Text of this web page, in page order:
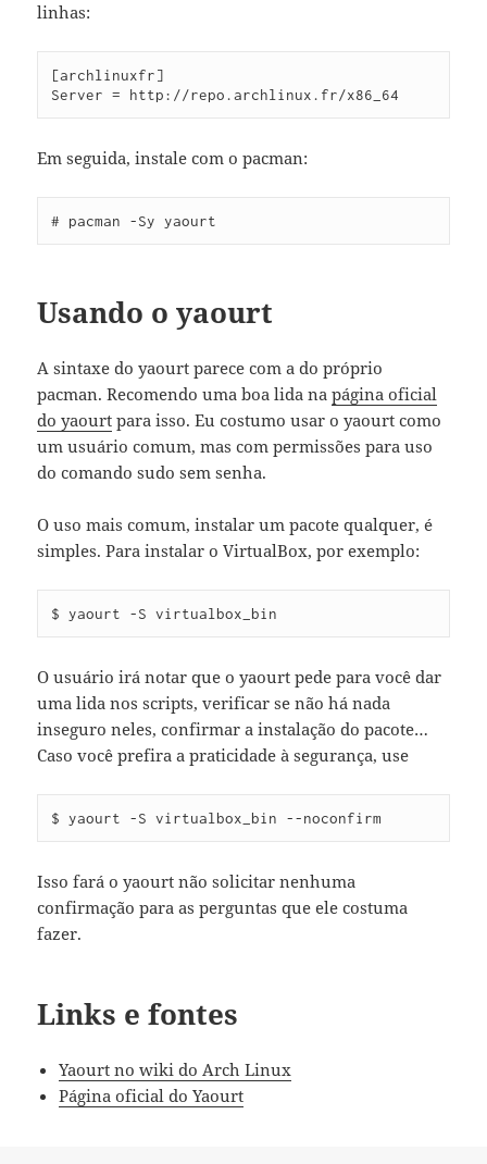
linhas:
[archlinuxfr]
Server = http://repo.archlinux.fr/x86_64
Em seguida, instale com o pacman:
# pacman -Sy yaourt
Usando o yaourt
A sintaxe do yaourt parece com a do próprio
pacman. Recomendo uma boa lida napágina oficial
do yaourt para isso. Eu costumo usar o yaourt como
um usuário comum, mas com permissões para uso
do comando sudo sem senha.
O uso mais comum, instalar um pacote qualquer, é
simples. Para instalar o VirtualBox, por exemplo:
$ yaourt -S virtualbox_bin
O usuário irá notar que o yaourt pede para você dar
uma lida nos scripts, verificar se não há nada
inseguro neles, confirmar a instalação do pacote…
Caso você prefira a praticidade à segurança, use
$ yaourt -S virtualbox_bin --noconfirm
Isso fará o yaourt não solicitar nenhuma
confirmação para as perguntas que ele costuma
fazer.
Links e fontes
Yaourt no wiki do Arch Linux
Página oficial do Yaourt